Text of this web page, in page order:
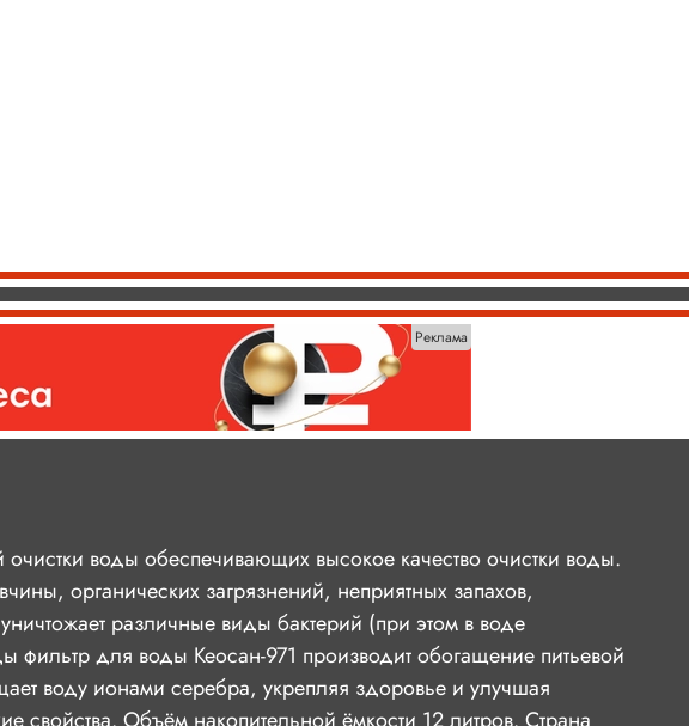
Реклама
воды обеспечивающих высокое качество очистки воды.
органических загрязнений, неприятных запахов,
различные виды бактерий (при этом в воде
фильтр для воды Кеосан-971 производит обогащение питьевой
воду ионами серебра, укрепляя здоровье и улучшая